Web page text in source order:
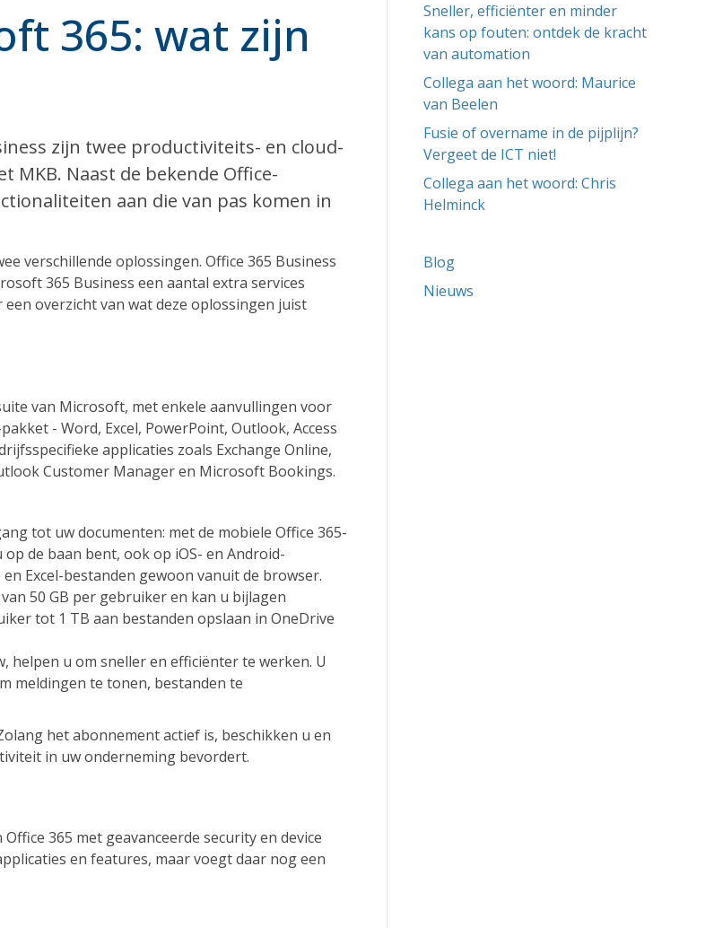
365: wat zijn
zijn twee productiviteits- en cloud-
MKB. Naast de bekende Office-
aan die van pas komen in
verschillende oplossingen. Office 365 Business
365 Business een aantal extra services
overzicht van wat deze oplossingen juist
van Microsoft, met enkele aanvullingen voor
- Word, Excel, PowerPoint, Outlook, Access
applicaties zoals Exchange Online,
Customer Manager en Microsoft Bookings.
tot uw documenten: met de mobiele Office 365-
de baan bent, ook op iOS- en Android-
Excel-bestanden gewoon vanuit de browser.
50 GB per gebruiker en kan u bijlagen
tot 1 TB aan bestanden opslaan in OneDrive
helpen u om sneller en efficiënter te werken. U
meldingen te tonen, bestanden te
het abonnement actief is, beschikken u en
in uw onderneming bevordert.
365 met geavanceerde security en device
en features, maar voegt daar nog een
Sneller, efficiënter en minder
kans op fouten: ontdek de kracht
van automation
Collega aan het woord: Maurice
van Beelen
Fusie of overname in de pijplijn?
Vergeet de ICT niet!
Collega aan het woord: Chris
Helminck
Blog
Nieuws